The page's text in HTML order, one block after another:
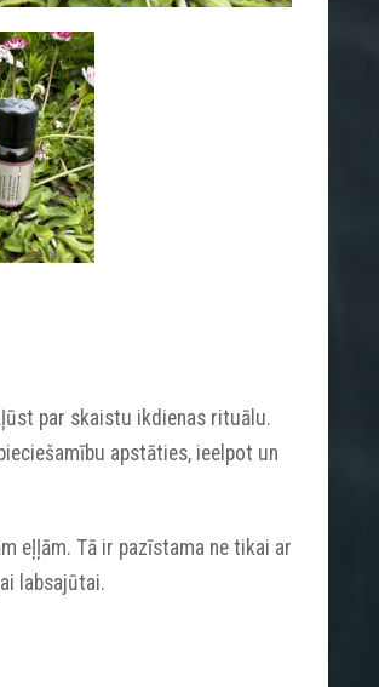
par skaistu ikdienas rituālu.
apstāties, ieelpot un
eļļām. Tā ir pazīstama ne tikai ar
labsajūtai.